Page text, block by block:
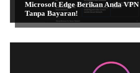
Microsoft Edge Berikan Anda VPN
Tanpa Bayaran!